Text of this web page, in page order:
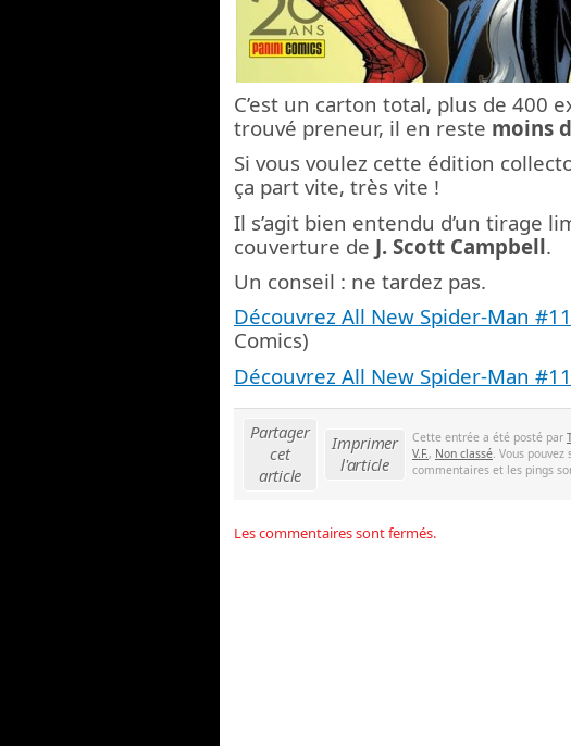
C’est un carton total, plus de 400
trouvé preneur, il en reste moins
Si vous voulez cette édition
ça part vite, très vite !
Il s’agit bien entendu d’un tirage
couverture de J. Scott Campbell.
Un conseil : ne tardez pas.
Découvrez All New Spider-Man
Comics)
Découvrez All New Spider-Man
Partager
cet
article
Imprimer
l'article
Cette entrée a été posté par
V.F. , Non classé . Vous
commentaires et les pings
Les commentaires sont fermés.